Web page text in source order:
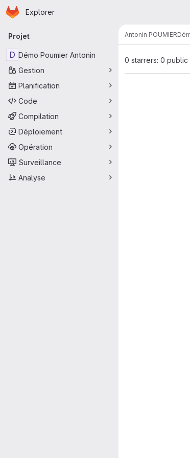
Passer au contenu principal
Page d'accueil
Explorer
Navigation principale
Projet
D Démo Poumier Antonin
Gestion
Planification
Code
Compilation
Déploiement
Opération
Surveillance
Analyse
Antonin POUMIER
0 starrers: 0